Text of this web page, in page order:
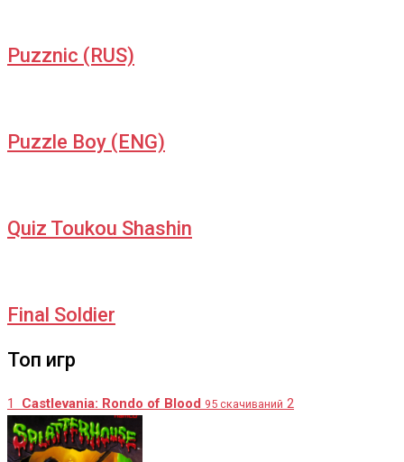
Puzznic (RUS)
Puzzle Boy (ENG)
Quiz Toukou Shashin
Final Soldier
Топ игр
1 Castlevania: Rondo of Blood 95 скачиваний 2